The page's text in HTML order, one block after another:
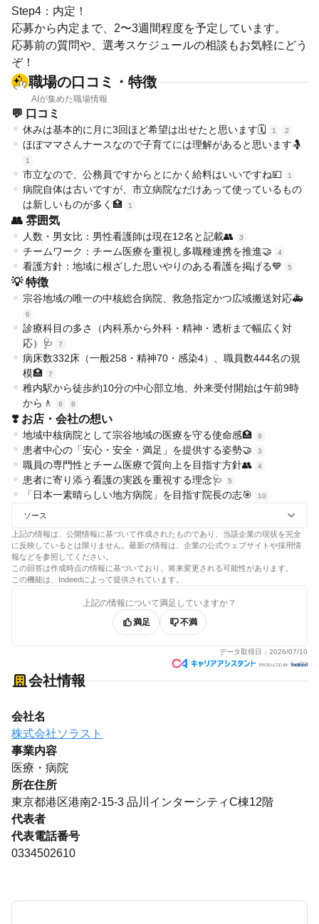
Step4：内定！
応募から内定まで、2〜3週間程度を予定しています。
応募前の質問や、選考スケジュールの相談もお気軽にどう
ぞ！
職場の口コミ・特徴
AIが集めた職場情報
💬 口コミ
休みは基本的に月に3回ほど希望は出せたと思います🗓️ 1 2
ほぼママさんナースなので子育てには理解があると思います🤱
1
市立なので、公務員ですからとにかく給料はいいですね💴 1
病院自体は古いですが、市立病院なだけあって使っているもの
は新しいものが多く🏥
1
👥 雰囲気
人数・男女比：男性看護師は現在12名と記載👥 3
チームワーク：チーム医療を重視し多職種連携を推進🤝 4
看護方針：地域に根ざした思いやりのある看護を掲げる💙 5
💡 特徴
宗谷地域の唯一の中核総合病院、救急指定かつ広域搬送対応🚑
6
診療科目の多さ（内科系から外科・精神・透析まで幅広く対
応）🩺
7
病床数332床（一般258・精神70・感染4）、職員数444名の規
模🏥
7
稚内駅から徒歩約10分の中心部立地、外来受付開始は午前9時
から🚶
6 8
❣️ お店・会社の想い
地域中核病院として宗谷地域の医療を守る使命感🏥 9
患者中心の「安心・安全・満足」を提供する姿勢🤝 3
職員の専門性とチーム医療で質向上を目指す方針👥 4
患者に寄り添う看護の実践を重視する理念🩺 5
「日本一素晴らしい地方病院」を目指す院長の志🎯 10
ソース
上記の情報は、公開情報に基づいて作成されたものであり、当該企業の現状を完全
に反映しているとは限りません。最新の情報は、企業の公式ウェブサイトや採用情
報などを参照してください。
この回答は作成時点の情報に基づいており、将来変更される可能性があります。
この機能は、Indeedによって提供されています。
上記の情報について満足していますか？
満足
不満
データ取得日： 2026/07/10
会社情報
会社名
株式会社ソラスト
事業内容
医療・病院
所在住所
東京都港区港南2-15-3 品川インターシティC棟12階
代表者
代表電話番号
0334502610